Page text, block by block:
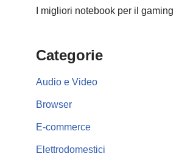
I migliori notebook per il gaming
Categorie
Audio e Video
Browser
E-commerce
Elettrodomestici